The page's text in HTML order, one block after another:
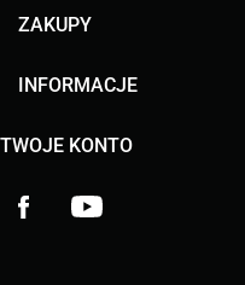
ZAKUPY
INFORMACJE
TWOJE KONTO
Facebook